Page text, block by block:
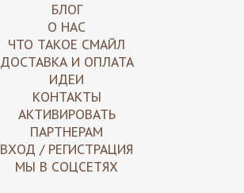
БЛОГ
О НАС
ЧТО ТАКОЕ СМАЙЛ
ДОСТАВКА И ОПЛАТА
ИДЕИ
КОНТАКТЫ
АКТИВИРОВАТЬ
ПАРТНЕРАМ
ВХОД / РЕГИСТРАЦИЯ
МЫ В СОЦСЕТЯХ